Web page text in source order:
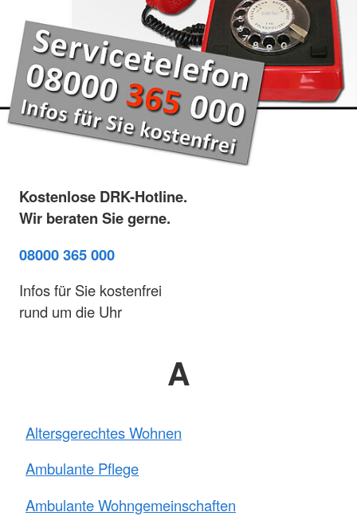
Kostenlose DRK-Hotline.
Wir beraten Sie gerne.
08000 365 000
Infos für Sie kostenfrei
rund um die Uhr
A
Altersgerechtes Wohnen
Ambulante Pflege
Ambulante Wohngemeinschaften